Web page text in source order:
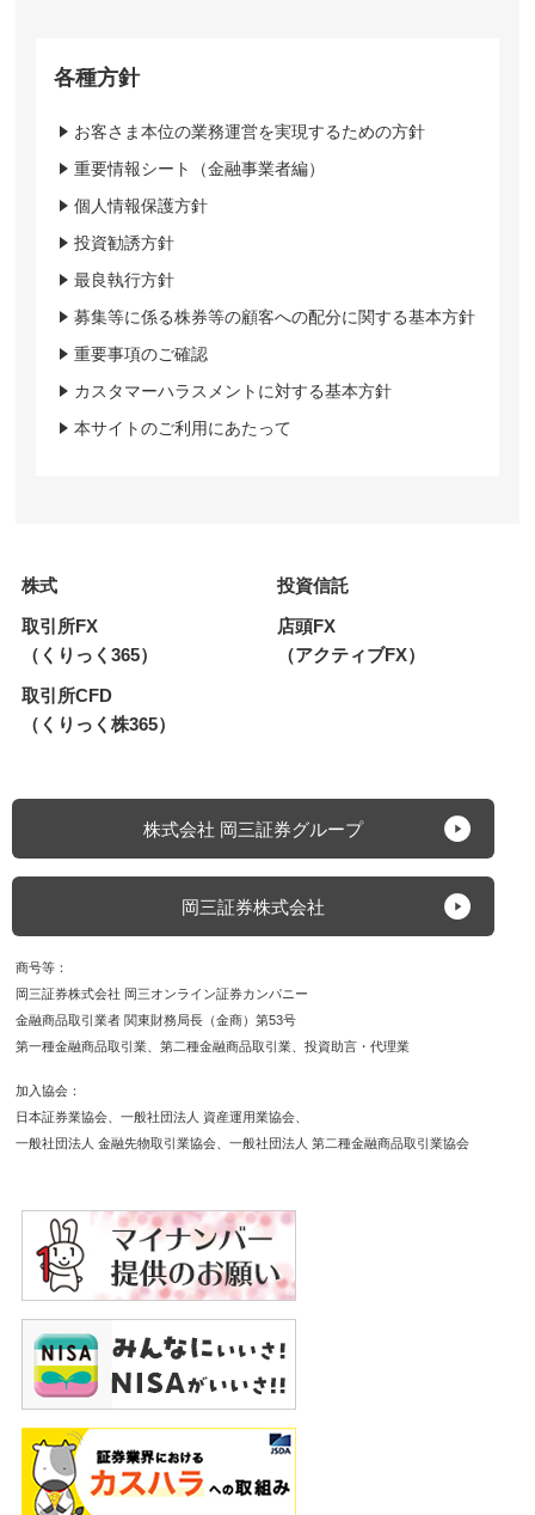
各種方針
お客さま本位の業務運営を実現するための方針
重要情報シート（金融事業者編）
個人情報保護方針
投資勧誘方針
最良執行方針
募集等に係る株券等の顧客への配分に関する基本方針
重要事項のご確認
カスタマーハラスメントに対する基本方針
本サイトのご利用にあたって
株式
投資信託
取引所FX
（くりっく365）
店頭FX
（アクティブFX）
取引所CFD
（くりっく株365）
株式会社 岡三証券グループ
岡三証券株式会社
商号等
岡三証券株式会社 岡三オンライン証券カンパニー
金融商品取引業者 関東財務局長（金商）第53号
第一種金融商品取引業
第二種金融商品取引業 投資助言・代理業
加入協会
日本証券業協会
一般社団法人 資産運用業協会
一般社団法人 金融先物取引業協会
一般社団法人 第二種金融商品取引業協会